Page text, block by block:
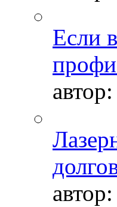
Если
автор:
автор: